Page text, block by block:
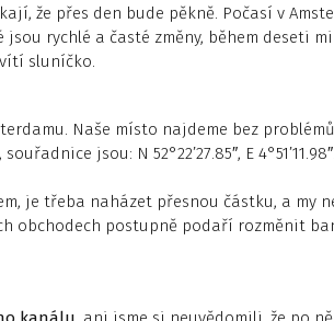
že přes den bude pěkně. Počasí v
rychlé a časté změny, během deseti
sluníčko.
Naše místo najdeme bez
, souřadnice jsou: N 52°22’27.85″, E 4°51’11.98″.
je třeba naházet přesnou částku, a my
obchodech postupně podaří rozměnit